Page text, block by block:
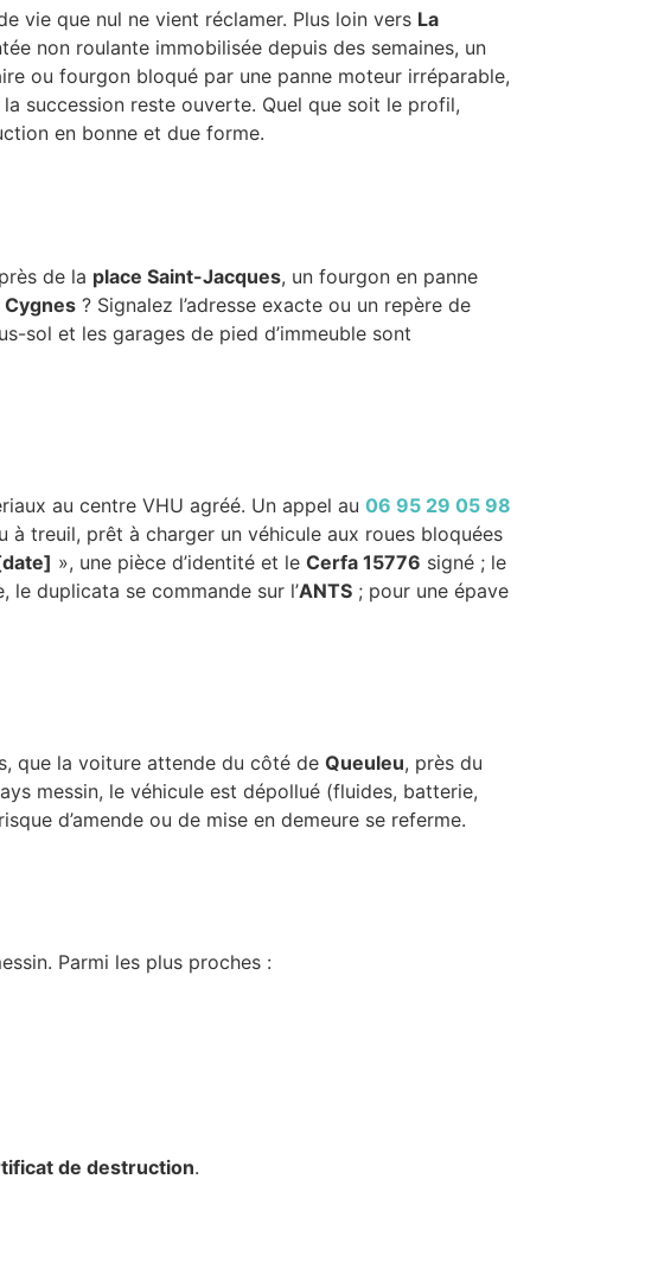
vie que nul ne vient réclamer. Plus loin vers La
non roulante immobilisée depuis des semaines, un
ou fourgon bloqué par une panne moteur irréparable,
succession reste ouverte. Quel que soit le profil,
en bonne et due forme.
de la place Saint-Jacques, un fourgon en panne
Cygnes ? Signalez l’adresse exacte ou un repère de
sol et les garages de pied d’immeuble sont
au centre VHU agréé. Un appel au 06 95 29 05 98
à treuil, prêt à charger un véhicule aux roues bloquées
», une pièce d’identité et le Cerfa 15776 signé ; le
le duplicata se commande sur l’ANTS ; pour une épave
que la voiture attende du côté de Queuleu, près du
messin, le véhicule est dépollué (fluides, batterie,
d’amende ou de mise en demeure se referme.
Parmi les plus proches :
de destruction.